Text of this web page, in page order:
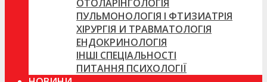
ОТОЛАРІНГОЛОГІЯ
ПУЛЬМОНОЛОГІЯ І ФТИЗИАТРІЯ
ХІРУРГІЯ И ТРАВМАТОЛОГІЯ
ЕНДОКРИНОЛОГІЯ
ІНШІ СПЕЦІАЛЬНОСТІ
ПИТАННЯ ПСИХОЛОГІЇ